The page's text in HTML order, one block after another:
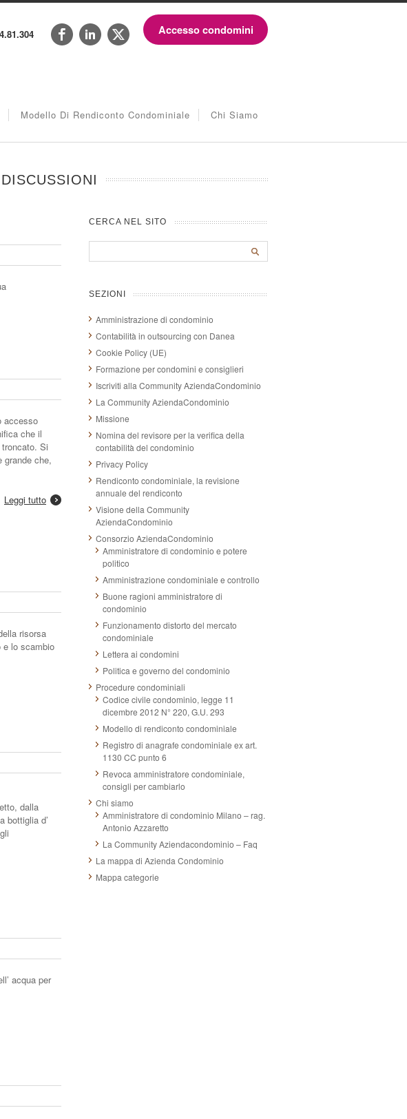
Accesso condomini
Modello Di Rendiconto Condominiale Chi Siamo
accesso
che il
Si
grande che,
Leggi tutto
risorsa
e lo scambio
dalla
bottiglia d’
acqua per
CERCA NEL SITO
SEZIONI
Amministrazione di condominio
Contabilità in outsourcing con Danea
Cookie Policy (UE)
Formazione per condomini e consiglieri
Iscriviti alla Community AziendaCondominio
La Community AziendaCondominio
Missione
Nomina del revisore per la verifica della
contabilità del condominio
Privacy Policy
Rendiconto condominiale, la revisione
annuale del rendiconto
Visione della Community
AziendaCondominio
Consorzio AziendaCondominio
Amministratore di condominio e potere
politico
Amministrazione condominiale e controllo
Buone ragioni amministratore di
condominio
Funzionamento distorto del mercato
condominiale
Lettera ai condomini
Politica e governo del condominio
Procedure condominiali
Codice civile condominio, legge 11
dicembre 2012 N° 220, G.U. 293
Modello di rendiconto condominiale
Registro di anagrafe condominiale ex art.
1130 CC punto 6
Revoca amministratore condominiale,
consigli per cambiarlo
Chi siamo
Amministratore di condominio Milano – rag.
Antonio Azzaretto
La Community Aziendacondominio – Faq
La mappa di Azienda Condominio
Mappa categorie